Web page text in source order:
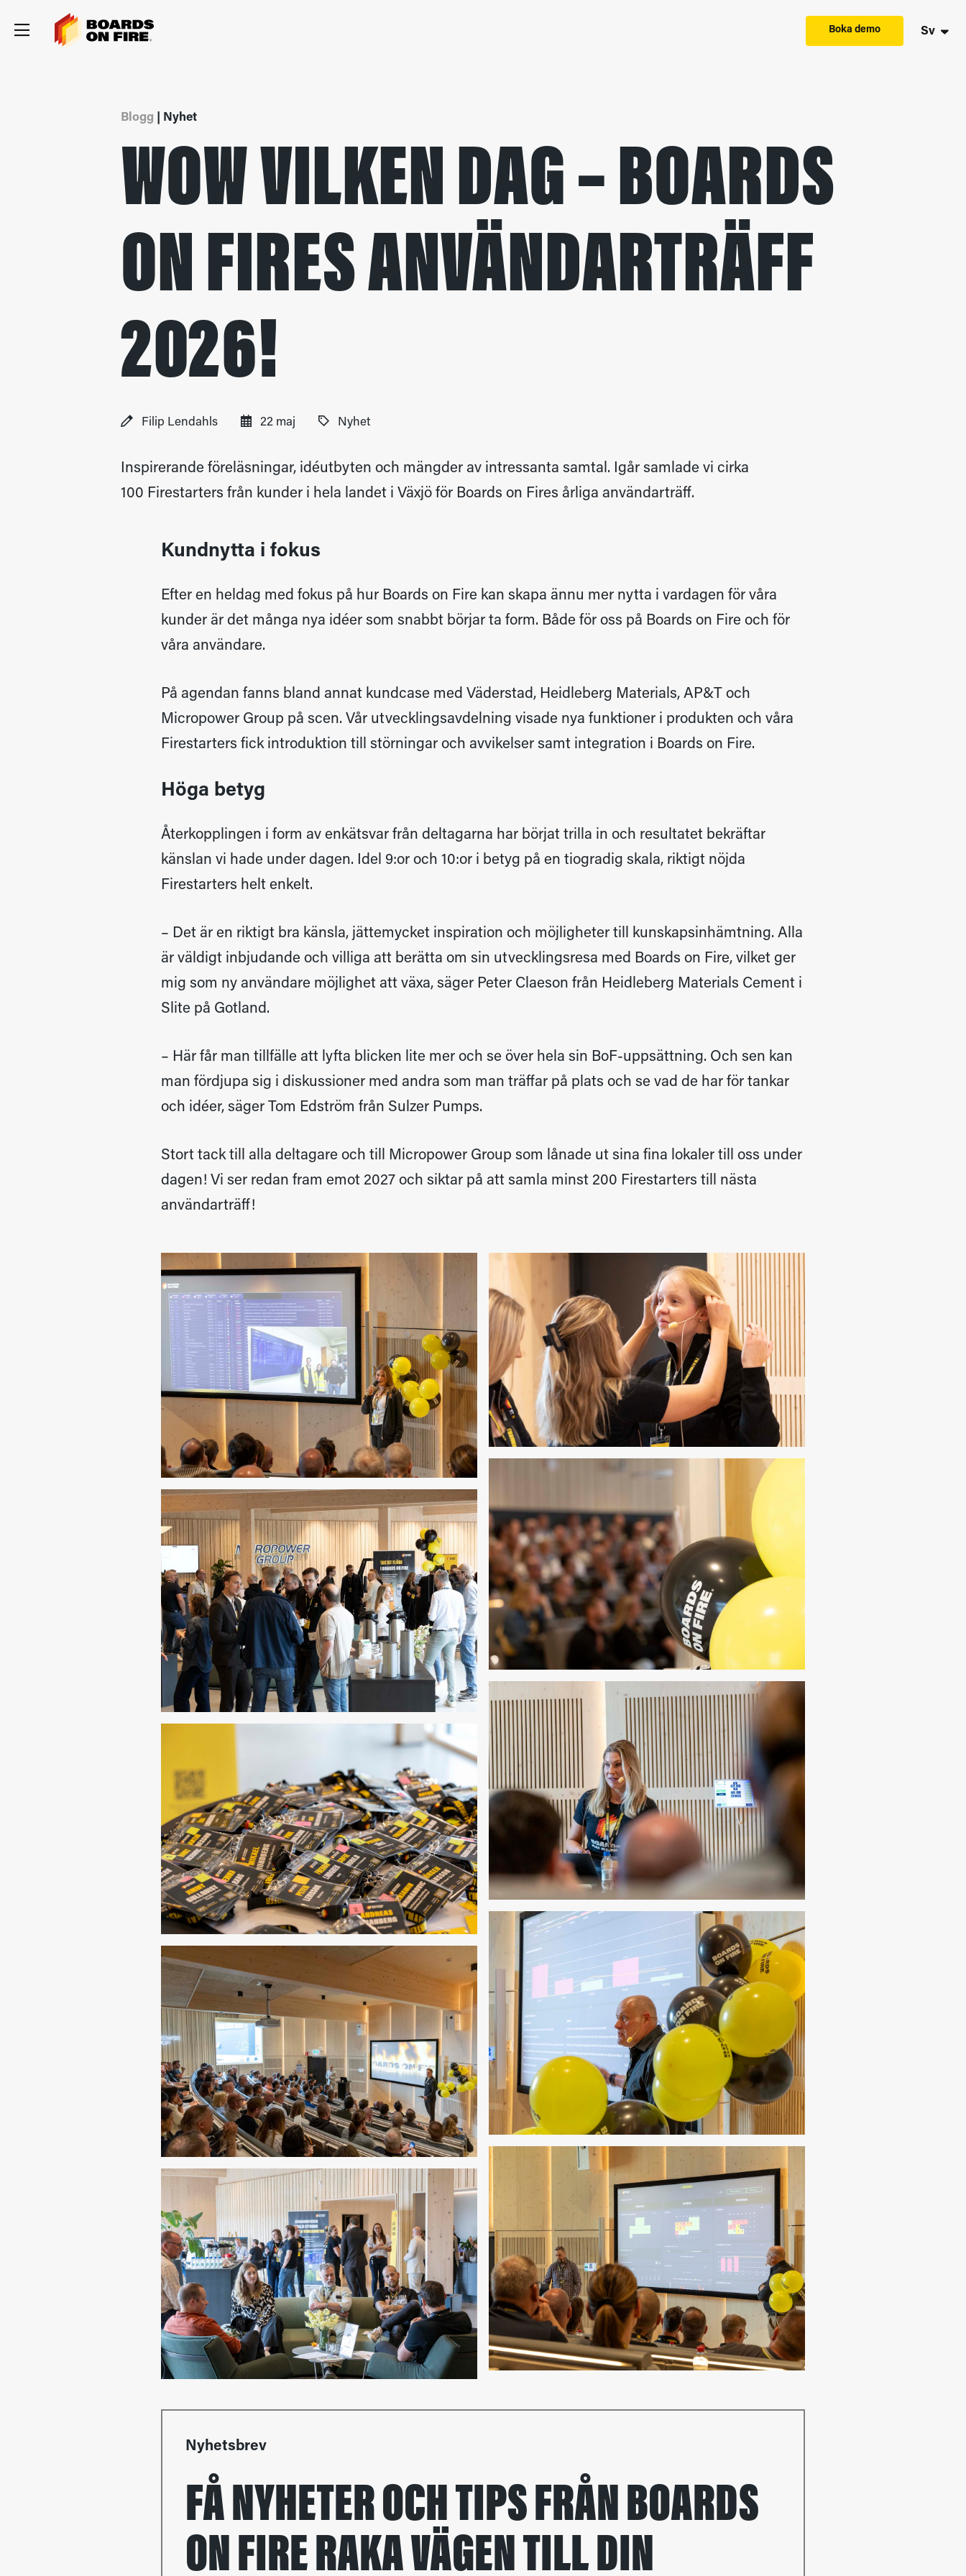
Boka demo Sv
Blogg | Nyhet
WOW VILKEN DAG – BOARDS
ON FIRES ANVÄNDARTRÄFF
2026!
Filip Lendahls 22 maj Nyhet
Inspirerande föreläsningar, idéutbyten och mängder av intressanta samtal. Igår samlade vi cirka
100 Firestarters från kunder i hela landet i Växjö för Boards on Fires årliga användarträff.
Kundnytta i fokus
Efter en heldag med fokus på hur Boards on Fire kan skapa ännu mer nytta i vardagen för våra
kunder är det många nya idéer som snabbt börjar ta form. Både för oss på Boards on Fire och för
våra användare.
På agendan fanns bland annat kundcase med Väderstad, Heidleberg Materials, AP&T och
Micropower Group på scen. Vår utvecklingsavdelning visade nya funktioner i produkten och våra
Firestarters fick introduktion till störningar och avvikelser samt integration i Boards on Fire.
Höga betyg
Återkopplingen i form av enkätsvar från deltagarna har börjat trilla in och resultatet bekräftar
känslan vi hade under dagen. Idel 9:or och 10:or i betyg på en tiogradig skala, riktigt nöjda
Firestarters helt enkelt.
– Det är en riktigt bra känsla, jättemycket inspiration och möjligheter till kunskapsinhämtning. Alla
är väldigt inbjudande och villiga att berätta om sin utvecklingsresa med Boards on Fire, vilket ger
mig som ny användare möjlighet att växa, säger Peter Claeson från Heidleberg Materials Cement i
Slite på Gotland.
– Här får man tillfälle att lyfta blicken lite mer och se över hela sin BoF-uppsättning. Och sen kan
man fördjupa sig i diskussioner med andra som man träffar på plats och se vad de har för tankar
och idéer, säger Tom Edström från Sulzer Pumps.
Stort tack till alla deltagare och till Micropower Group som lånade ut sina fina lokaler till oss under
dagen! Vi ser redan fram emot 2027 och siktar på att samla minst 200 Firestarters till nästa
användarträff!
Nyhetsbrev
FÅ NYHETER OCH TIPS FRÅN BOARDS
ON FIRE RAKA VÄGEN TILL DIN